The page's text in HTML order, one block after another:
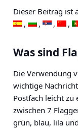
Dieser Beitrag ist
Was sind
Die Verwendung
wichtige
Postfach leicht zu
zwischen 7
grün, blau, lila